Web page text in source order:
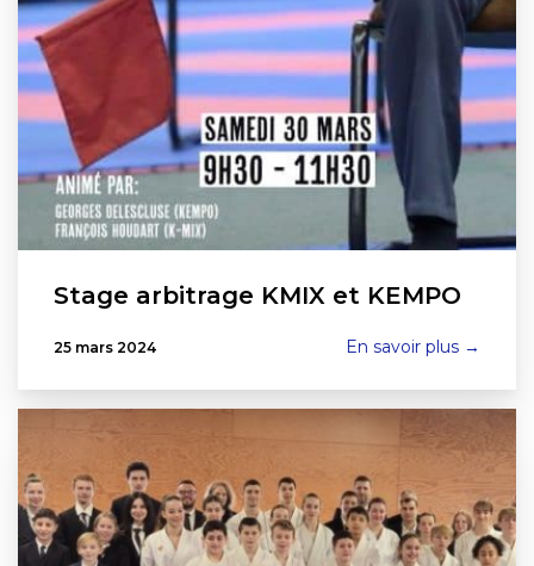
Stage arbitrage KMIX et KEMPO
25 mars 2024 En savoir plus →